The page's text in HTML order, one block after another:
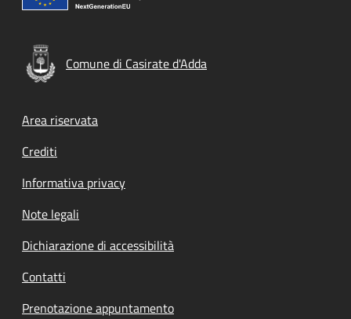
Comune di Casirate d'Adda
Footer menu
Area riservata
Crediti
Informativa privacy
Note legali
Dichiarazione di accessibilità
Contatti
Prenotazione appuntamento